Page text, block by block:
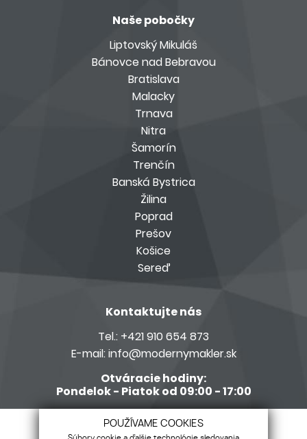
Naše pobočky
Liptovský Mikuláš
Bánovce nad Bebravou
Bratislava
Malacky
Trnava
Nitra
Šamorín
Trenčín
Banská Bystrica
Žilina
Poprad
Prešov
Košice
Sereď
Kontaktujte nás
Tel.: +421 910 654 873
E-mail:info@modernymakler.sk
Otváracie hodiny:
Pondelok - Piatok od 09:00 - 17:00
Členom siete Realitné kancelárie s.r.o.
POUŽÍVAME COOKIES